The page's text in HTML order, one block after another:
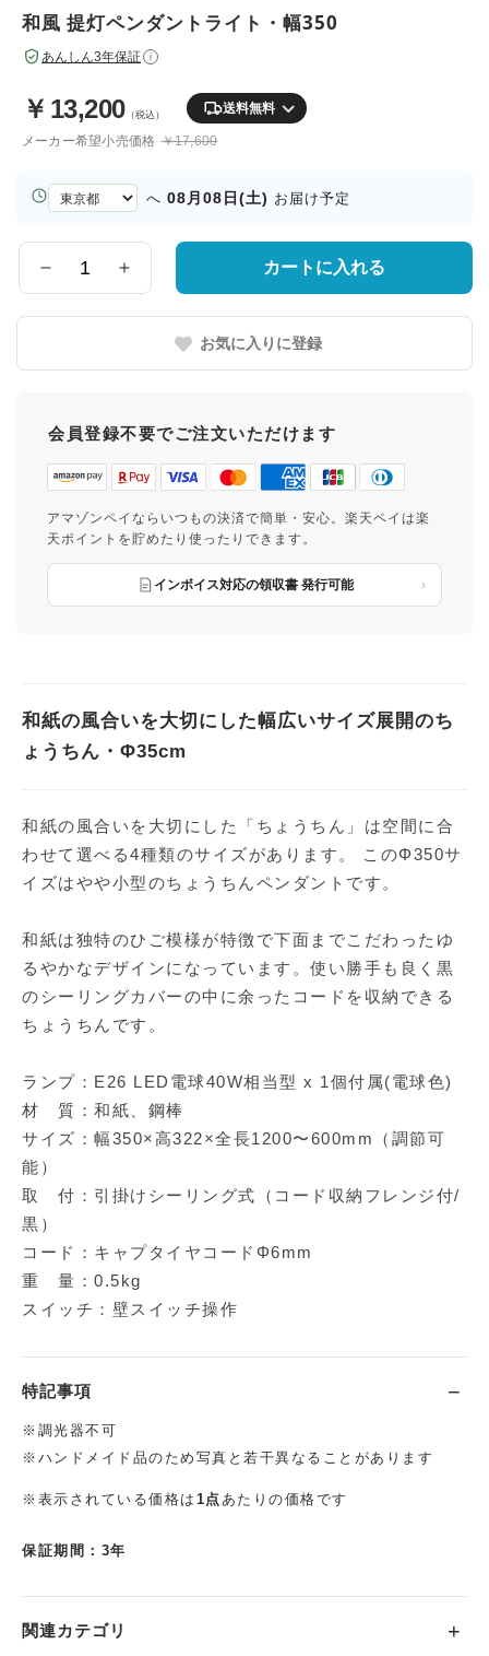
和風 提灯ペンダントライト・幅350
あんしん3年保証 i
￥ 13,200（税込） 送料無料
メーカー希望小売価格 ￥17,600
お
届
県
へ 08月08日(土) お届け予定
量
カートに入れる
お気に入りに登録
会員登録不要でご注文いただけます
アマゾンペイならいつもの決済で簡単・安心。楽天ペイは楽
天ポイントを貯めたり使ったりできます。
インボイス対応の領収書 発行可能
和紙の風合いを大切にした幅広いサイズ展開のち
ょうちん・Φ35cm
和紙の風合いを大切にした「ちょうちん」は空間に合
わせて選べる4種類のサイズがあります。 このΦ350サ
イズはやや小型のちょうちんペンダントです。
和紙は独特のひご模様が特徴で下面までこだわったゆ
るやかなデザインになっています。使い勝手も良く黒
のシーリングカバーの中に余ったコードを収納できる
ちょうちんです。
ランプ：E26 LED電球40W相当型 x 1個付属(電球色)
材 質：和紙、鋼棒
サイズ：幅350×高322×全長1200〜600mm（調節可
能）
取 付：引掛けシーリング式（コード収納フレンジ付/
黒）
コード：キャプタイヤコードΦ6mm
重 量：0.5kg
スイッチ：壁スイッチ操作
特記事項
※調光器不可
※ハンドメイド品のため写真と若干異なることがあります
※表示されている価格は 1点あたりの価格です
保証期間：3年
関連カテゴリ